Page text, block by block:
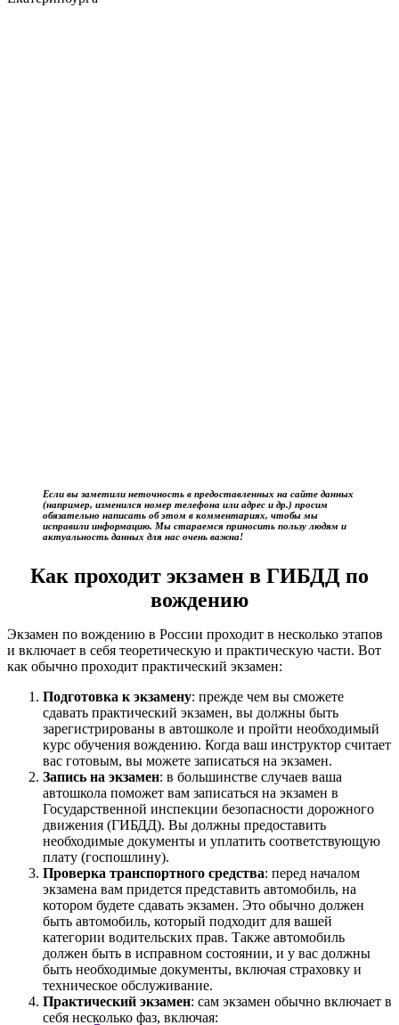
Если вы заметили неточность в предоставленных на сайте данных
(например, изменился номер телефона или адрес и др.) просим
обязательно написать об этом в комментариях, чтобы мы
исправили информацию. Мы стараемся приносить пользу людям и
актуальность данных для нас очень важна!
Как проходит экзамен в ГИБДД по
вождению
Экзамен по вождению в России проходит в несколько этапов
и включает в себя теоретическую и практическую части. Вот
как обычно проходит практический экзамен:
Подготовка к экзамену: прежде чем вы сможете
сдавать практический экзамен, вы должны быть
зарегистрированы в автошколе и пройти необходимый
курс обучения вождению. Когда ваш инструктор считает
вас готовым, вы можете записаться на экзамен.
Запись на экзамен: в большинстве случаев ваша
автошкола поможет вам записаться на экзамен в
Государственной инспекции безопасности дорожного
движения (ГИБДД). Вы должны предоставить
необходимые документы и уплатить соответствующую
плату (госпошлину).
Проверка транспортного средства: перед началом
экзамена вам придется представить автомобиль, на
котором будете сдавать экзамен. Это обычно должен
быть автомобиль, который подходит для вашей
категории водительских прав. Также автомобиль
должен быть в исправном состоянии, и у вас должны
быть необходимые документы, включая страховку и
техническое обслуживание.
Практический экзамен: сам экзамен обычно включает в
себя несколько фаз, включая: